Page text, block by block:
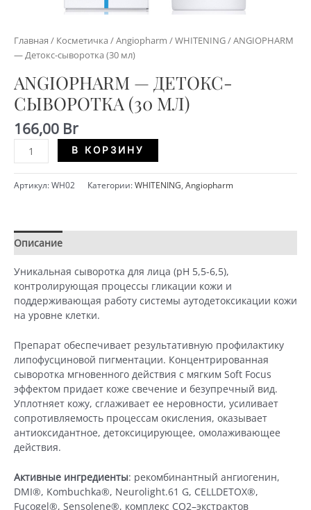
Главная / Косметичка /Angiopharm /WHITENING/ ANGIOPHARM
— Детокс-сыворотка (30 мл)
ANGIOPHARM — ДЕТОКС-
СЫВОРОТКА (30 МЛ)
166,00 Br
Количество
ANGIOPHARM
-
Детокс-
мл)
В КОРЗИНУ
Артикул:WH02 Категории:WHITENING, Angiopharm
Описание
Уникальная сыворотка для лица (рН 5,5-6,5),
контролирующая процессы гликации кожи и
поддерживающая работу системы аутодетоксикации кожи
на уровне клетки.
Препарат обеспечивает результативную профилактику
липофусциновой пигментации. Концентрированная
сыворотка мгновенного действия с мягким Soft Focus
эффектом придает коже свечение и безупречный вид.
Уплотняет кожу, сглаживает ее неровности, усиливает
сопротивляемость процессам окисления, оказывает
антиоксидантное, детоксицирующее, омолаживающее
действия.
Активные ингредиенты: рекомбинантный ангиогенин,
DMI®, Kombuchka®, Neurolight.61 G, CELLDETOX®,
Fucogel®, Sensolene®, комплекс СО2–экстрактов